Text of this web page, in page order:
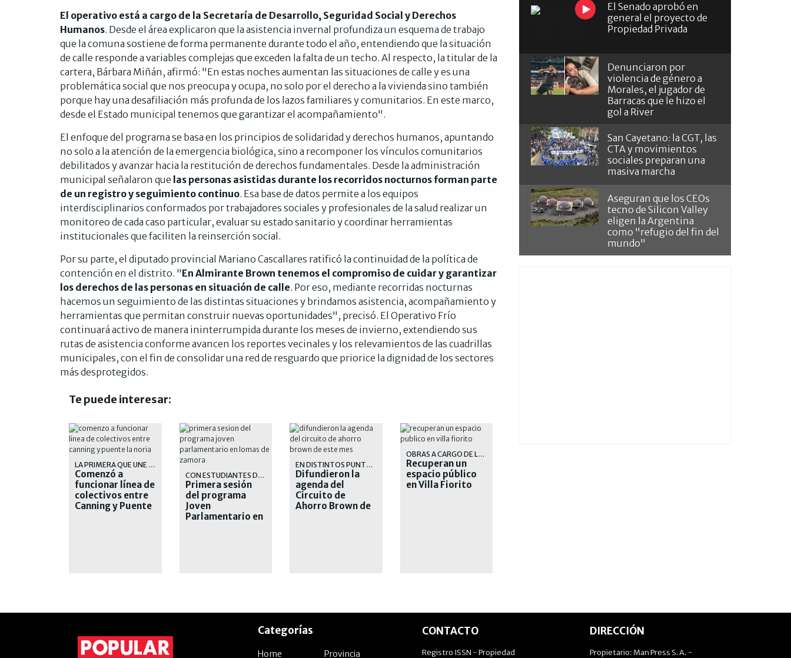
El operativo está a cargo de la Secretaría de Desarrollo, Seguridad Social y Derechos
Humanos. Desde el área explicaron que la asistencia invernal profundiza un esquema de trabajo
que la comuna sostiene de forma permanente durante todo el año, entendiendo que la situación
de calle responde a variables complejas que exceden la falta de un techo. Al respecto, la titular de la
cartera, Bárbara Miñán, afirmó: "En estas noches aumentan las situaciones de calle y es una
problemática social que nos preocupa y ocupa, no solo por el derecho a la vivienda sino también
porque hay una desafiliación más profunda de los lazos familiares y comunitarios. En este marco,
desde el Estado municipal tenemos que garantizar el acompañamiento".
El enfoque del programa se basa en los principios de solidaridad y derechos humanos, apuntando
no solo a la atención de la emergencia biológica, sino a recomponer los vínculos comunitarios
debilitados y avanzar hacia la restitución de derechos fundamentales. Desde la administración
municipal señalaron que las personas asistidas durante los recorridos nocturnos forman parte
de un registro y seguimiento continuo. Esa base de datos permite a los equipos
interdisciplinarios conformados por trabajadores sociales y profesionales de la salud realizar un
monitoreo de cada caso particular, evaluar su estado sanitario y coordinar herramientas
institucionales que faciliten la reinserción social.
Por su parte, el diputado provincial Mariano Cascallares ratificó la continuidad de la política de
contención en el distrito. "En Almirante Brown tenemos el compromiso de cuidar y garantizar
los derechos de las personas en situación de calle. Por eso, mediante recorridas nocturnas
hacemos un seguimiento de las distintas situaciones y brindamos asistencia, acompañamiento y
herramientas que permitan construir nuevas oportunidades", precisó. El Operativo Frío
continuará activo de manera ininterrumpida durante los meses de invierno, extendiendo sus
rutas de asistencia conforme avancen los reportes vecinales y los relevamientos de las cuadrillas
municipales, con el fin de consolidar una red de resguardo que priorice la dignidad de los sectores
más desprotegidos.
Te puede interesar:
LA PRIMERA QUE UNE AMBOS PUNTOS EN FORMA DIRECTA
Comenzó a
funcionar línea de
colectivos entre
Canning y Puente
CON ESTUDIANTES DE DISTINTOS NIVELES
Primera sesión
del programa
Joven
Parlamentario en
EN DISTINTOS PUNTOS DEL DISTRITO
Difundieron la
agenda del
Circuito de
Ahorro Brown de
OBRAS A CARGO DE LA MUNICIPALIDAD DE LOMAS DE ZAMORA
Recuperan un
espacio público
en Villa Fiorito
El Senado aprobó en
general el proyecto de
Propiedad Privada
Denunciaron por
violencia de género a
Morales, el jugador de
Barracas que le hizo el
gol a River
San Cayetano: la CGT, las
CTA y movimientos
sociales preparan una
masiva marcha
Aseguran que los CEOs
tecno de Silicon Valley
eligen la Argentina
como "refugio del fin del
mundo"
Categorías
Home Provincia
CONTACTO
Registro ISSN - Propiedad
DIRECCIÓN
Propietario: Man Press S.A. -